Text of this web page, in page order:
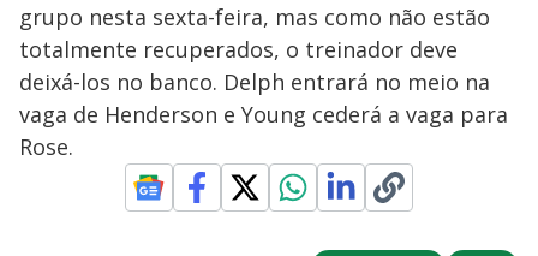
grupo nesta sexta-feira, mas como não estão
totalmente recuperados, o treinador deve
deixá-los no banco. Delph entrará no meio na
vaga de Henderson e Young cederá a vaga para
Rose.